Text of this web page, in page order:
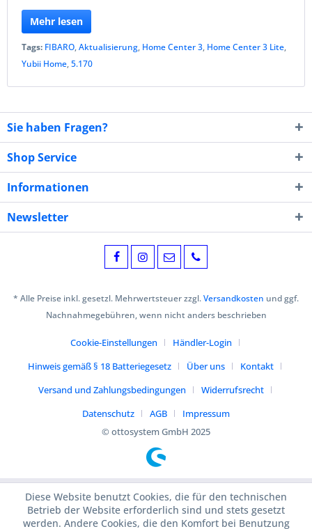
Mehr lesen
Tags: FIBARO,Aktualisierung, Home Center 3, Home Center 3 Lite,
Yubii Home,5.170
Sie haben Fragen?
Shop Service
Informationen
Newsletter
* Alle Preise inkl. gesetzl. Mehrwertsteuer zzgl.Versandkosten und ggf.
Nachnahmegebühren, wenn nicht anders beschrieben
Cookie-Einstellungen
Händler-Login
Hinweis gemäß § 18 Batteriegesetz
Über uns
Kontakt
Versand und Zahlungsbedingungen
Widerrufsrecht
Datenschutz
AGB
Impressum
© ottosystem GmbH 2025
Diese Website benutzt Cookies, die für den technischen
Betrieb der Website erforderlich sind und stets gesetzt
werden. Andere Cookies, die den Komfort bei Benutzung